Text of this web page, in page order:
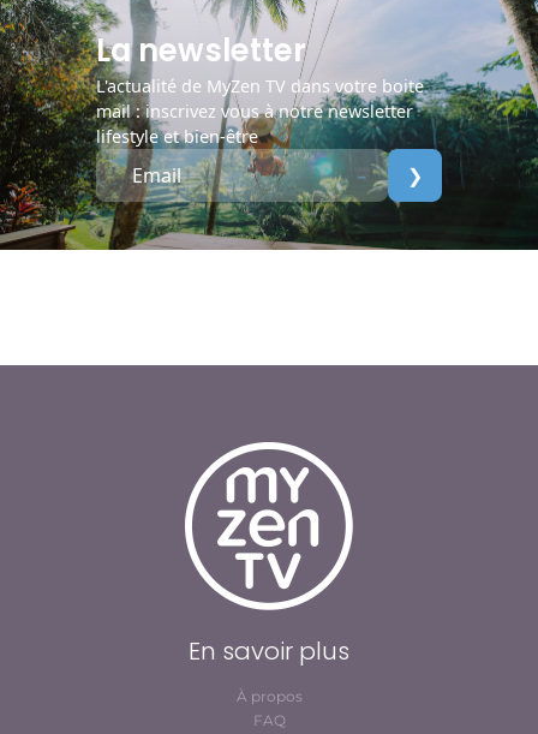
La newsletter
L'actualité de MyZen TV dans votre boite
mail : inscrivez vous à notre newsletter
lifestyle et bien-être
❯
En savoir plus
À propos
FAQ